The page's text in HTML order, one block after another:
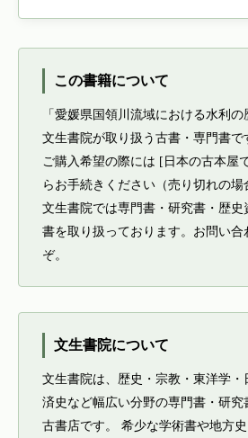
この書籍について
「愛媛県国領川流域における水利
文生書院が取り扱う古書・専門書で
ご購入希望の際には [日本の古本屋
らお手続きください（売り切れの場
文生書院では専門書・研究書・歴
書を取り扱っております。お問い合
ぞ。
文生書院について
文生書院は、歴史・宗教・東洋学・
済史など幅広い分野の専門書・研究
古書店です。 希少な学術書や地方